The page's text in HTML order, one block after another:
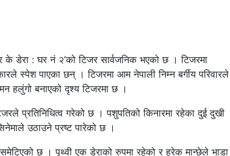
के डेरा : घर नं २’को टिजर सार्वजनिक भएको छ । टिजरमा
स्पेश पाएका छन् । टिजरमा आम नेपाली निम्न बर्गीय परिवारले
हलुंगो बनाएको दृश्य टिजरमा छ ।
प्रतिनिधित्व गरेको छ । पशुपतिको किनारमा रहेका दुई दुखी
उठाउने प्रष्ट पारेको छ ।
समेटिएको छ । पृथ्वी एक डेराको रुपमा रहेको र हरेक मान्छेले भाडा